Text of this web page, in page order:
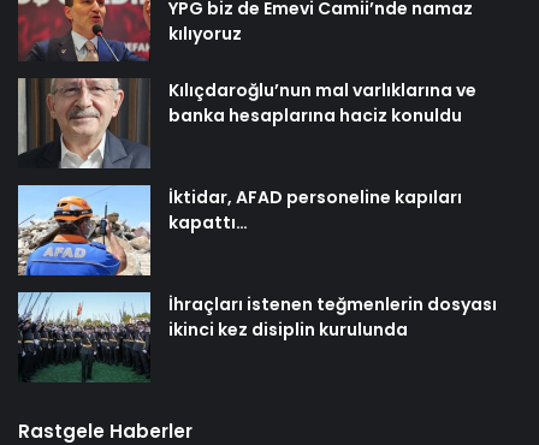
YPG biz de Emevi Camii’nde namaz
kılıyoruz
Kılıçdaroğlu’nun mal varlıklarına ve
banka hesaplarına haciz konuldu
İktidar, AFAD personeline kapıları
kapattı…
İhraçları istenen teğmenlerin dosyası
ikinci kez disiplin kurulunda
Rastgele Haberler